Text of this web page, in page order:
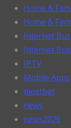
Home &
Home &
Internet
Internet
IPTV
Mobile Apps
mostbet
news
news2026